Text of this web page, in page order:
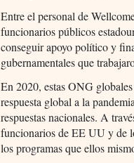
Entre el personal de
funcionarios públicos
conseguir apoyo político y
gubernamentales que
En 2020, estas ONG
respuesta global a la
respuestas nacionales. A
funcionarios de EE UU y de
los programas que ellos